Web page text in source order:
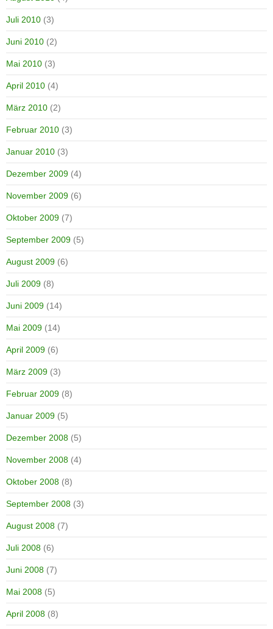
Juli 2010 (3)
Juni 2010 (2)
Mai 2010 (3)
April 2010 (4)
März 2010 (2)
Februar 2010 (3)
Januar 2010 (3)
Dezember 2009 (4)
November 2009 (6)
Oktober 2009 (7)
September 2009 (5)
August 2009 (6)
Juli 2009 (8)
Juni 2009 (14)
Mai 2009 (14)
April 2009 (6)
März 2009 (3)
Februar 2009 (8)
Januar 2009 (5)
Dezember 2008 (5)
November 2008 (4)
Oktober 2008 (8)
September 2008 (3)
August 2008 (7)
Juli 2008 (6)
Juni 2008 (7)
Mai 2008 (5)
April 2008 (8)